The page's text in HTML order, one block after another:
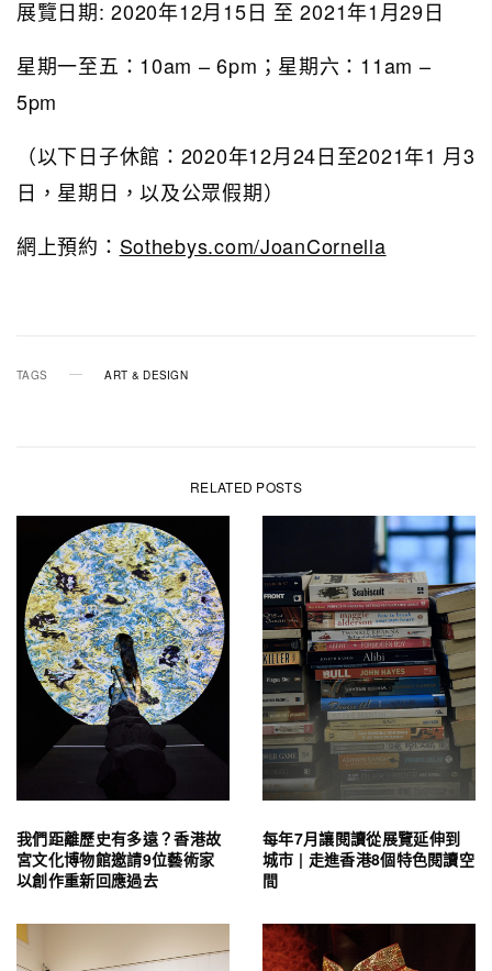
展覽日期: 2020年12月15日 至 2021年1月29日
星期一至五：10am – 6pm；星期六：11am –
5pm
（以下日子休館：2020年12月24日至2021年1 月3
日，星期日，以及公眾假期）
網上預約： Sothebys.com/JoanCornella
TAGS ART & DESIGN
RELATED POSTS
我們距離歷史有多遠？香港故
宮文化博物館邀請9位藝術家
以創作重新回應過去
每年7月讓閱讀從展覽延伸到
城市 | 走進香港8個特色閱讀空
間